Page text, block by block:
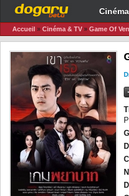
Accueil » Cinéma & TV » Game Of